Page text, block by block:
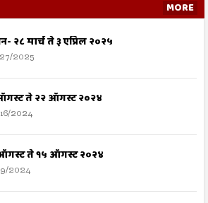
MORE
२८ मार्च ते ३ एप्रिल २०२५
2025
ते २२ ऑगस्ट २०२४
2024
ते १५ ऑगस्ट २०२४
2024